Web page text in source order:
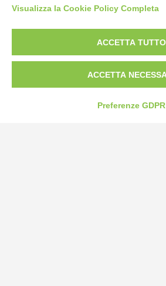
Strada Statale 231 Alba-Bra
Fax: 0172-487399
info@bogliano.it
Visualizza la Cookie Policy Completa
ACCETTA TUTTO
ACCETTA
Preferenze GDPR